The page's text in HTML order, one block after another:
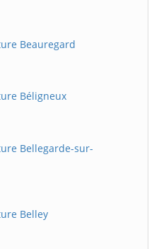
Beauregard
Béligneux
Bellegarde-sur-
Belley